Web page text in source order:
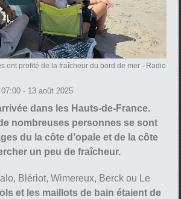
ont profité de la fraîcheur du bord de mer- Radio
07:00 - 13 août 2025
dans les Hauts-de-France.
nombreuses personnes se sont
du la côte d’opale et de la côte
un peu de fraîcheur.
Blériot, Wimereux, Berck ou Le
et les maillots de bain étaient de